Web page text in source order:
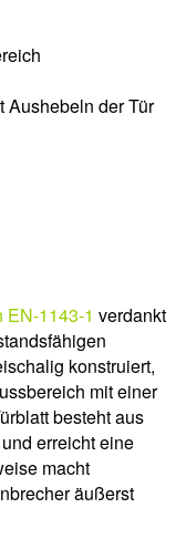
Aushebeln der Tür
EN-1143-1 verdankt
konstruiert,
mit einer
besteht aus
erreicht eine
macht
äußerst